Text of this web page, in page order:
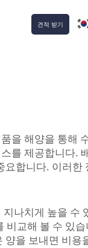
견적 받기
을 해양을 통해
를 제공합니다.
합니다. 이러한
나치게 높을 수
교해 볼 수 있
을 보내면 비용